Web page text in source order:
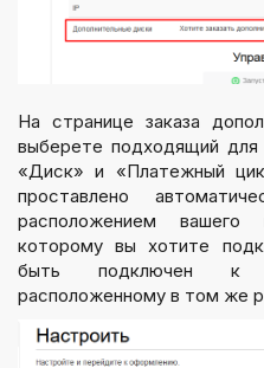
На странице заказа
выберете подходящий
«Диск» и «Платежный
проставлено
расположением вашего
которому вы хотите
быть подключен к
расположенному в том же